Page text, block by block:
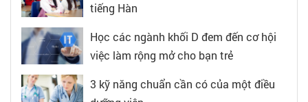
tiếng Hàn
Học các ngành khối D đem đến cơ hội
việc làm rộng mở cho bạn trẻ
3 kỹ năng chuẩn cần có của một điều